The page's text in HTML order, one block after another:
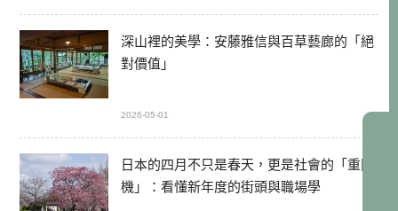
深山裡的美學：安藤雅信與百草藝廊的「絕
對價值」
2026-05-01
日本的四月不只是春天，更是社會的「重開
機」：看懂新年度的街頭與職場學